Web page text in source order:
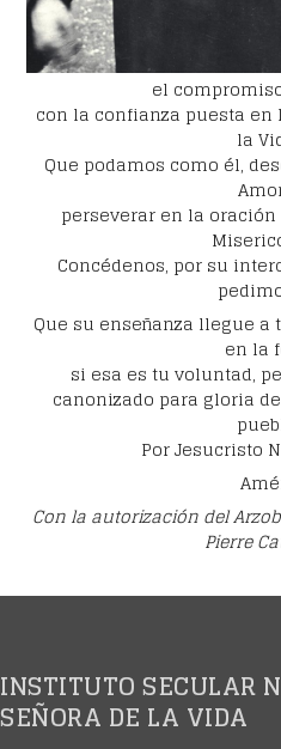
el
con la confianza puesta en
la
Que podamos como él,
perseverar en la
Concédenos, por su
Que su enseñanza llegue
en la
si esa es tu voluntad,
canonizado para gloria
Por Jesucristo
Con la autorización del
Pierre
INSTITUTO SECULAR
SEÑORA DE LA VIDA